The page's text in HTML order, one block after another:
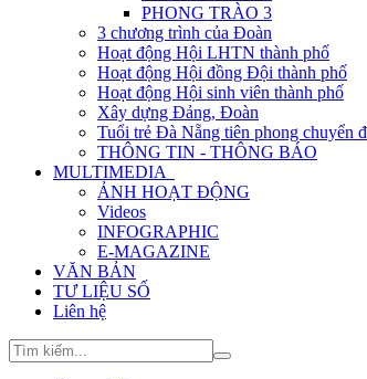
PHONG TRÀO 3
3 chương trình của Đoàn
Hoạt động Hội LHTN thành phố
Hoạt động Hội đồng Đội thành phố
Hoạt động Hội sinh viên thành phố
Xây dựng Đảng, Đoàn
Tuổi trẻ Đà Nẵng tiên phong chuyển
THÔNG TIN - THÔNG BÁO
MULTIMEDIA
ẢNH HOẠT ĐỘNG
Videos
INFOGRAPHIC
E-MAGAZINE
VĂN BẢN
TƯ LIỆU SỐ
Liên hệ